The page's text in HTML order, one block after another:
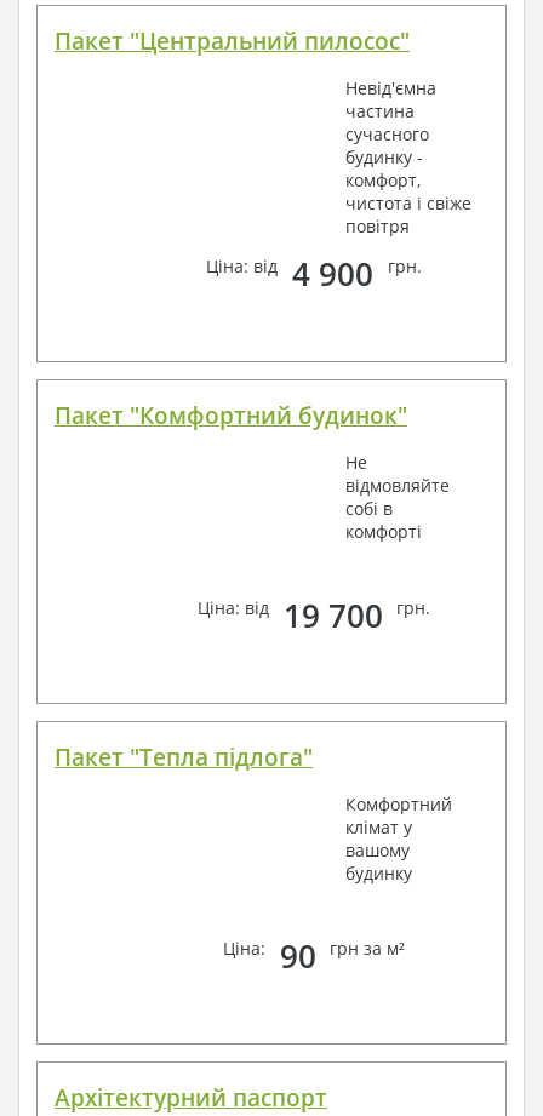
Пакет "Центральний пилосос"
Невід'ємна
частина
сучасного
будинку -
комфорт,
чистота і свіже
повітря
Ціна: від
4 900 грн.
Пакет "Комфортний будинок"
Не
відмовляйте
собі в
комфорті
Ціна: від 19 700 грн.
Пакет "Тепла підлога"
Комфортний
клімат у
вашому
будинку
Ціна: 90 грн за м²
Архітектурний паспорт